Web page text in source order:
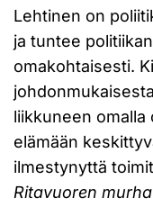
Lehtinen on
ja tuntee
omakohtaisesti.
liikkuneen omalla
elämään
ilmestynyttä
Ritavuoren murha